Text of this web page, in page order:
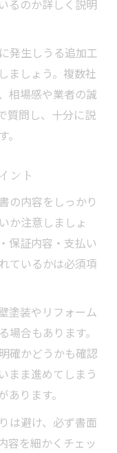
るのか詳しく説明
発生しうる追加工
ましょう。複数社
相場感や業者の誠
質問し、十分に説
ント
の内容をしっかり
か注意しましょ
保証内容・支払い
ているかは必須項
塗装やリフォーム
合もあります。
確かどうかも確認
まま進めてしまう
ります。
は避け、必ず書面
容を細かくチェッ